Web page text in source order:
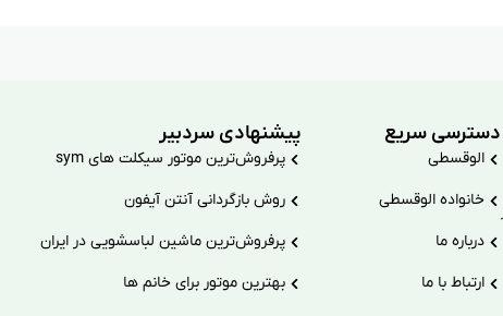
دسترسی سریع
الوقسطی
خانواده الوقسطی
درباره ما
ارتباط با ما
پیشنهادی سردبیر
پرفروش‌ترین موتور سیکلت های sym
روش بازگردانی آنتن آیفون
پرفروش‌ترین ماشین لباسشویی در ایران
بهترین موتور برای خانم ها